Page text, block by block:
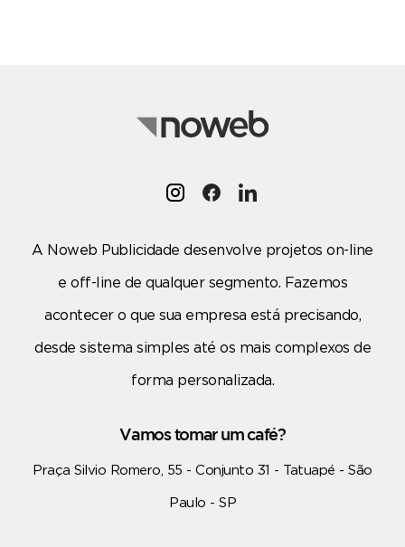
A Noweb Publicidade desenvolve projetos on-line
e off-line de qualquer segmento. Fazemos
acontecer o que sua empresa está precisando,
desde sistema simples até os mais complexos de
forma personalizada.
Vamos tomar um café?
Praça Silvio Romero, 55 - Conjunto 31 - Tatuapé - São
Paulo - SP